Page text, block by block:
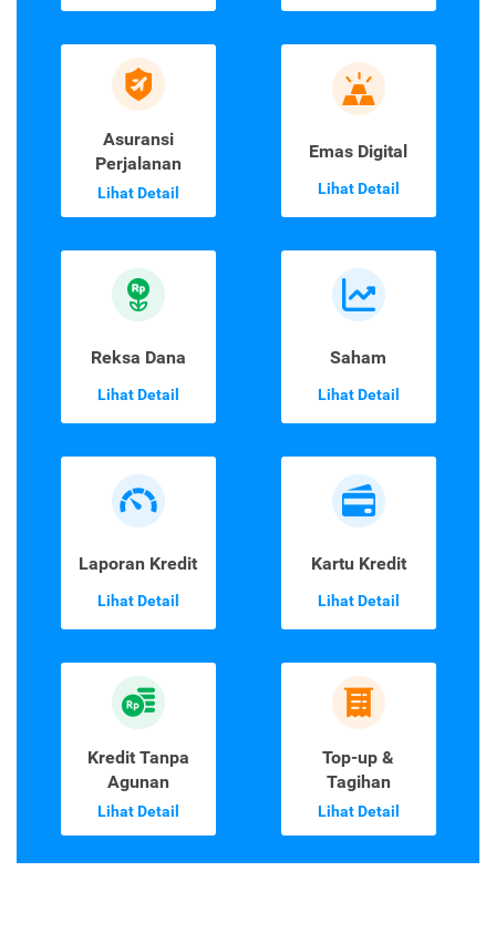
Asuransi
Perjalanan
Lihat Detail
Emas Digital
Lihat Detail
Reksa Dana
Lihat Detail
Saham
Lihat Detail
Laporan Kredit
Lihat Detail
Kartu Kredit
Lihat Detail
Kredit Tanpa
Agunan
Lihat Detail
Top-up &
Tagihan
Lihat Detail